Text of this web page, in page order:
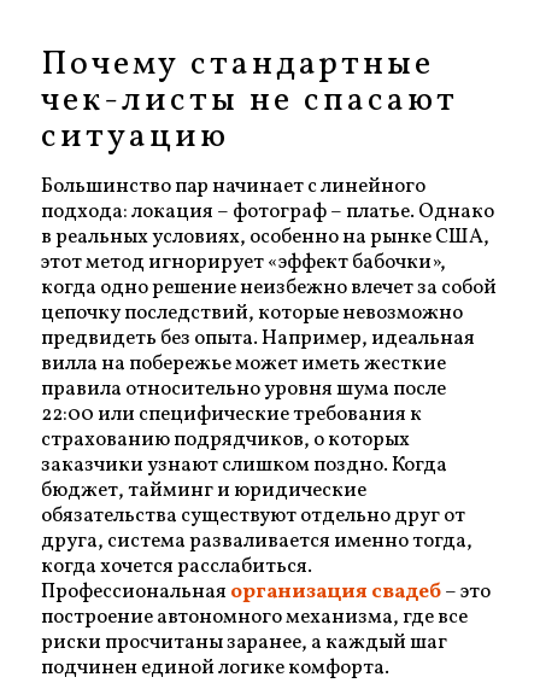
Почему стандартные
чек-листы не спасают
ситуацию
Большинство пар начинает с линейного
подхода: локация – фотограф – платье. Однако
в реальных условиях, особенно на рынке США,
этот метод игнорирует «эффект бабочки»,
когда одно решение неизбежно влечет за собой
цепочку последствий, которые невозможно
предвидеть без опыта. Например, идеальная
вилла на побережье может иметь жесткие
правила относительно уровня шума после
22:00 или специфические требования к
страхованию подрядчиков, о которых
заказчики узнают слишком поздно. Когда
бюджет, тайминг и юридические
обязательства существуют отдельно друг от
друга, система разваливается именно тогда,
когда хочется расслабиться.
Профессиональная организация свадеб– это
построение автономного механизма, где все
риски просчитаны заранее, а каждый шаг
подчинен единой логике комфорта.